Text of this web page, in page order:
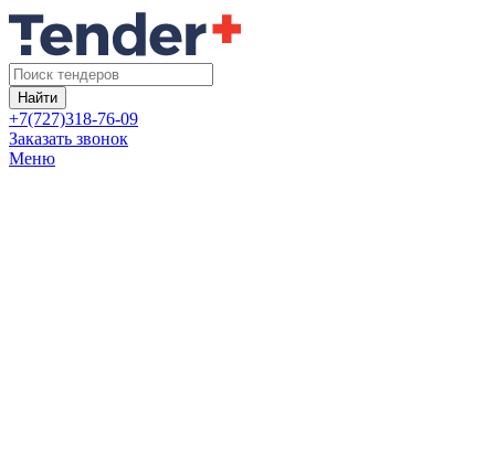
Найти
+7(727)318-76-09
Заказать звонок
Меню